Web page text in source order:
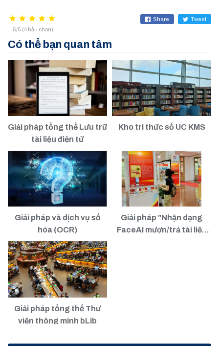
5/5 (4 bầu chọn)
Share Tweet
Có thể bạn quan tâm
Giải pháp tổng thể Lưu trữ
tài liệu điện tử
Kho tri thức số UC KMS
Giải pháp và dịch vụ số
hóa (OCR)
Giải pháp "Nhận dạng
FaceAI mượn/trả tài liệu
Giải pháp tổng thể Thư
viện thông minh bLib